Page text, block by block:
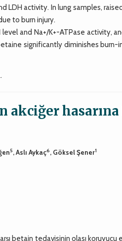
LDH activity. In lung samples,
to burn injury.
and Na+/K+-ATPase activity,
significantly diminishes burn-
akciğer hasarına
5, Aslı Aykaç6, Göksel Şener1
betain tedavisinin olası koruyucu